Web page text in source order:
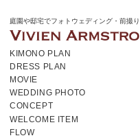
庭園や邸宅でフォトウェディング・前撮り
KIMONO PLAN
DRESS PLAN
MOVIE
WEDDING PHOTO
CONCEPT
WELCOME ITEM
FLOW